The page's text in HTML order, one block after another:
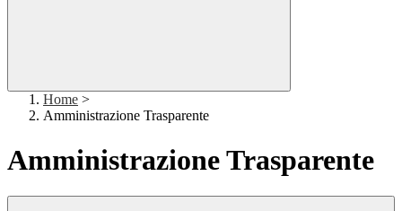
Home >
Amministrazione Trasparente
Amministrazione Trasparente